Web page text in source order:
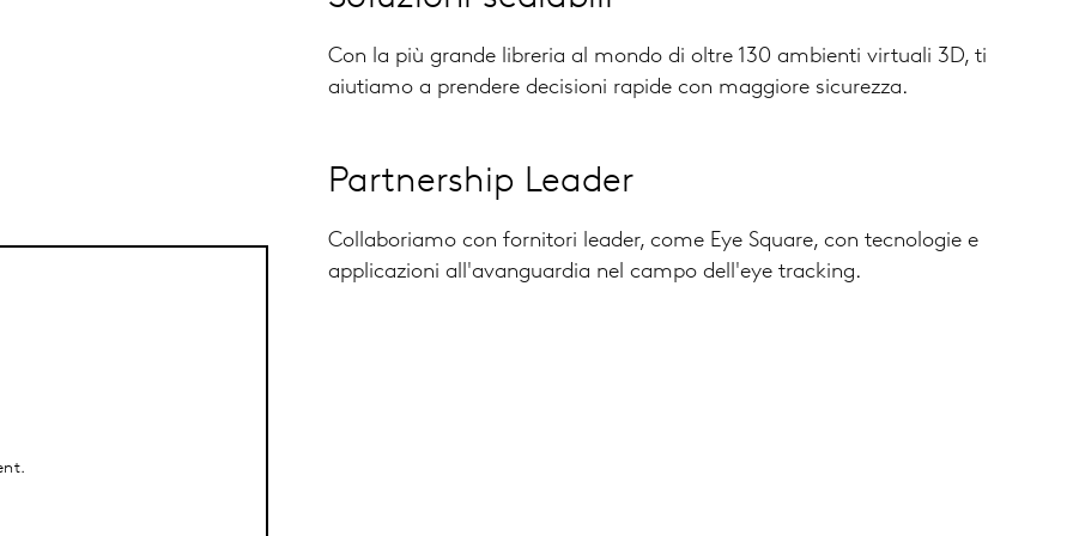
Con la più grande libreria al mondo di oltre 130 ambienti virtuali 3D, ti
aiutiamo a prendere decisioni rapide con maggiore sicurezza.
Partnership Leader
Collaboriamo con fornitori leader, come Eye Square, con tecnologie e
applicazioni all'avanguardia nel campo dell'eye tracking.